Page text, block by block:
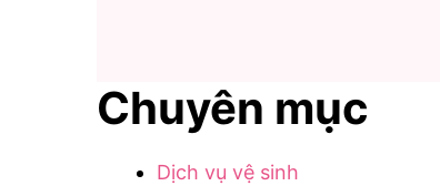
Chuyên mục
Dịch vụ vệ sinh